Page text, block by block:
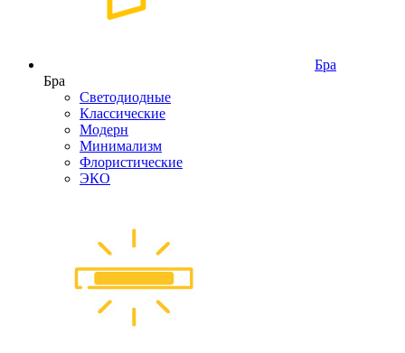
Бра
Бра
Светодиодные
Классические
Модерн
Минимализм
Флористические
ЭКО